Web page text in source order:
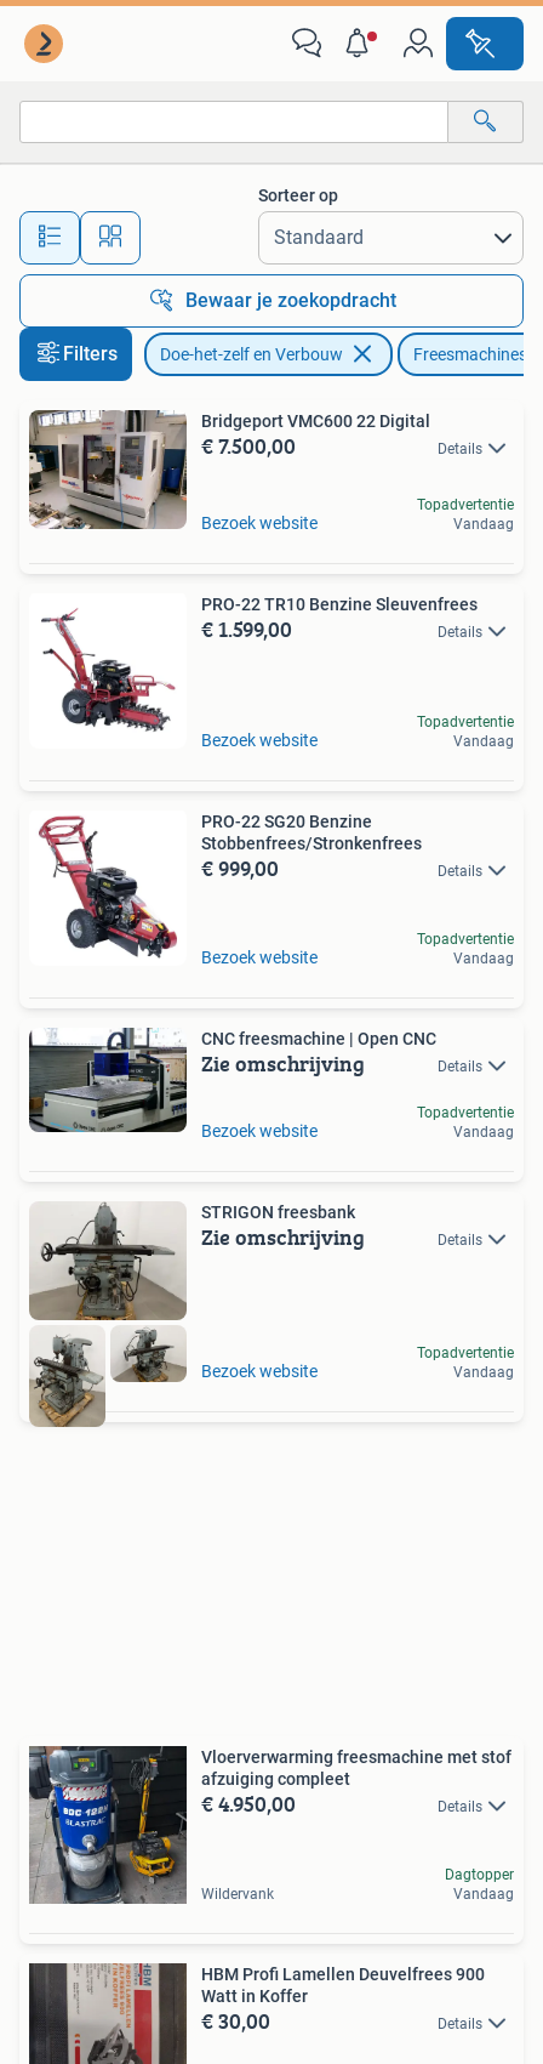
Alle afstanden…
Sorteer op
Bewaar je zoekopdracht
Filters Doe-het-zelf en Verbouw Freesmachines
Bridgeport VMC600 22 Digital
€ 7.500,00 Details
Bezoek website
Topadvertentie
Vandaag
PRO-22 TR10 Benzine Sleuvenfrees
€ 1.599,00 Details
Bezoek website
Topadvertentie
Vandaag
PRO-22 SG20 Benzine
Stobbenfrees/Stronkenfrees
€ 999,00 Details
Bezoek website
Topadvertentie
Vandaag
CNC freesmachine | Open CNC
Zie omschrijving Details
Bezoek website
Topadvertentie
Vandaag
STRIGON freesbank
Zie omschrijving Details
Bezoek website
Topadvertentie
Vandaag
Vloerverwarming freesmachine met stof
afzuiging compleet
€ 4.950,00 Details
Wildervank
Dagtopper
Vandaag
HBM Profi Lamellen Deuvelfrees 900
Watt in Koffer
€ 30,00 Details